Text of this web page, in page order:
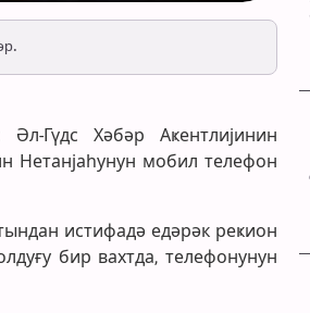
Гүдс Хәбәр Аҝентлијинин
Нетанјаһунун мобил телефон
истифадә едәрәк реҝион
бир вахтда, телефонунун